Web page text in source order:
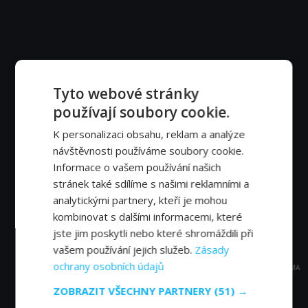
REKLAMA
Tyto webové stránky
používají soubory cookie.
K personalizaci obsahu, reklam a analýze
návštěvnosti používáme soubory cookie.
Informace o vašem používání našich
stránek také sdílíme s našimi reklamními a
analytickými partnery, kteří je mohou
kombinovat s dalšími informacemi, které
jste jim poskytli nebo které shromáždili při
vašem používání jejich služeb. Zásady
ochrany osobních údajů
ZOBRAZIT VŠECHNY PARTNERY (51) →